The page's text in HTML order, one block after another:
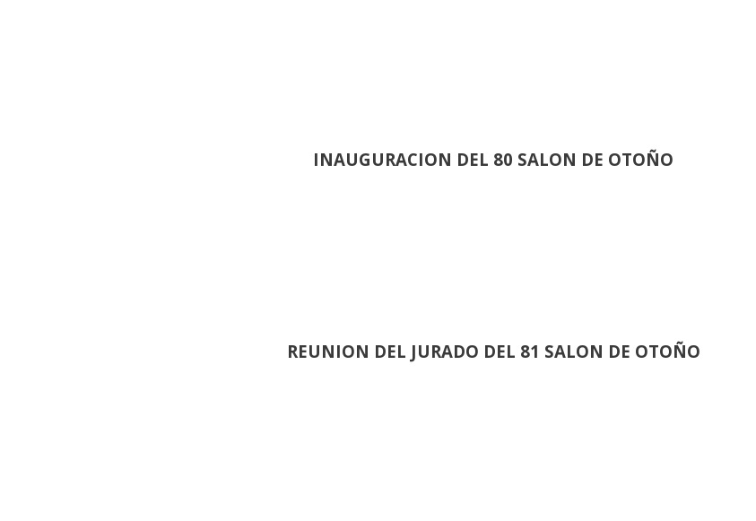
INAUGURACION DEL 80 SALON DE OTOÑO
REUNION DEL JURADO DEL 81 SALON DE OTOÑO